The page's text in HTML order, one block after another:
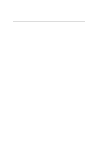
を，さらに
ます。し
内容では